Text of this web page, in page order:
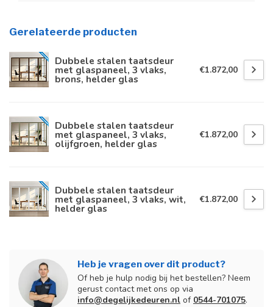
Gerelateerde producten
Dubbele stalen taatsdeur
met glaspaneel, 3 vlaks,
brons, helder glas
€1.872,00
Dubbele stalen taatsdeur
met glaspaneel, 3 vlaks,
olijfgroen, helder glas
€1.872,00
Dubbele stalen taatsdeur
met glaspaneel, 3 vlaks, wit,
helder glas
€1.872,00
Heb je vragen over dit product?
Of heb je hulp nodig bij het bestellen? Neem
gerust contact met ons op via
info@degelijkedeuren.nl of 0544-701075.